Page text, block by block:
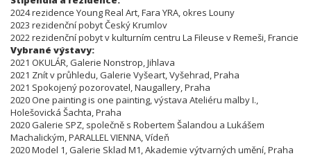
2024 rezidence Young Real Art, Fara YRA, okres Louny
2023 rezidenční pobyt Český Krumlov
2022 rezidenční pobyt v kulturním centru La Fileuse v Remeši, Francie
Vybrané výstavy:
2021 OKULÁR, Galerie Nonstrop, Jihlava
2021 Znít v průhledu, Galerie Vyšeart, Vyšehrad, Praha
2021 Spokojený pozorovatel, Naugallery, Praha
2020 One painting is one painting, výstava Ateliéru malby I.,
Holešovická Šachta, Praha
2020 Galerie SPZ, společně s Robertem Šalandou a Lukášem
Machalickým, PARALLEL VIENNA, Vídeň
2020 Model 1, Galerie Sklad M1, Akademie výtvarných umění, Praha